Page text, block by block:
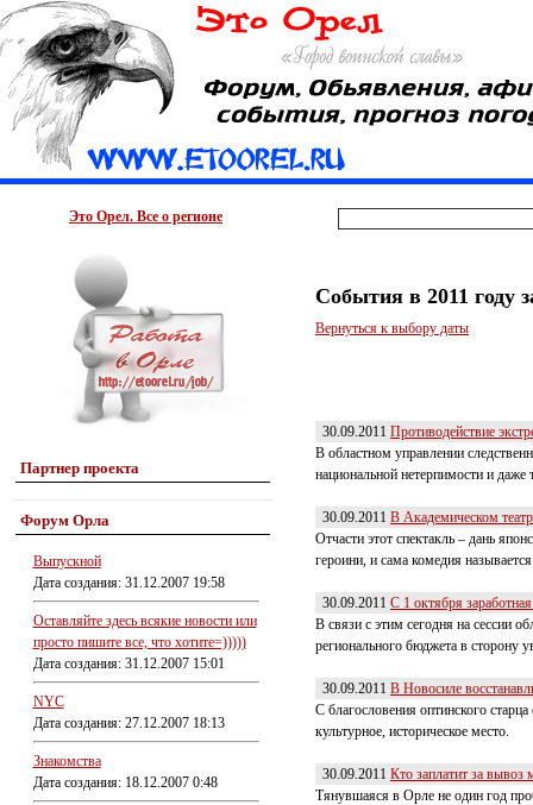
Это Орел. Все о регионе
Партнер проекта
Форум Орла
Выпускной
Дата создания: 31.12.2007 19:58
Оставляйте здесь всякие новости или
просто пишите все, что хотите=)))))
Дата создания: 31.12.2007 15:01
NYC
Дата создания: 27.12.2007 18:13
Знакомства
Дата создания: 18.12.2007 0:48
События в 2011 году
Вернуться к выбору даты
30.09.2011 Противодействие
В областном управлении
национальной нетерпимости и
30.09.2011 В Академическом
Отчасти этот спектакль – дань
героини, и сама комедия
30.09.2011 С 1 октября
В связи с этим сегодня на сессии
регионального бюджета в сторону
30.09.2011 В Новосиле
С благословения оптинского
культурное, историческое место.
30.09.2011 Кто заплатит за вывоз
Тянувшаяся в Орле не один год